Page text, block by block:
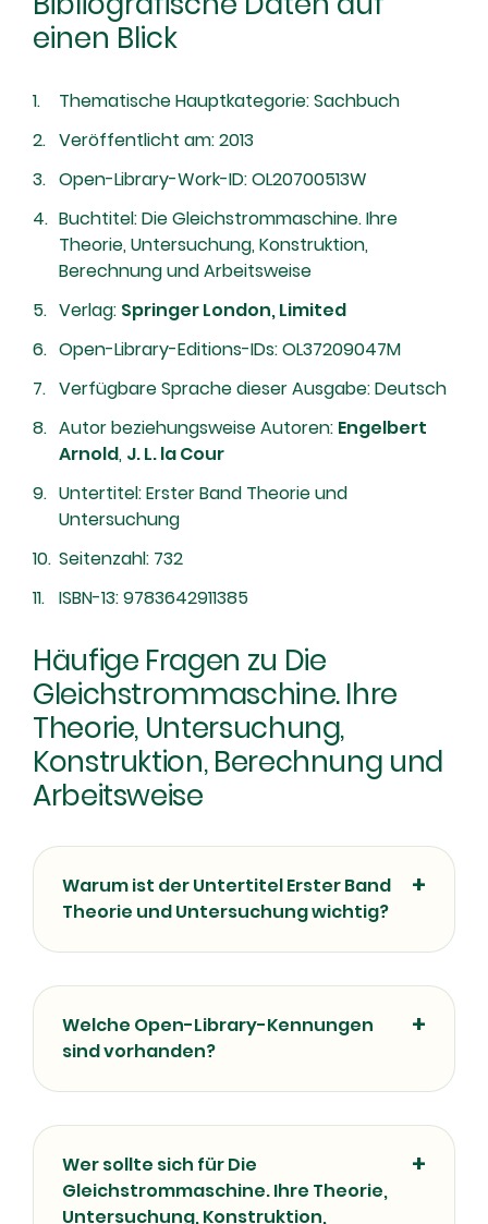
einen Blick
Thematische Hauptkategorie: Sachbuch
Veröffentlicht am: 2013
Open-Library-Work-ID: OL20700513W
Buchtitel: Die Gleichstrommaschine. Ihre
Theorie, Untersuchung, Konstruktion,
Berechnung und Arbeitsweise
Verlag: Springer London, Limited
Open-Library-Editions-IDs: OL37209047M
Verfügbare Sprache dieser Ausgabe: Deutsch
Autor beziehungsweise Autoren: Engelbert
Arnold, J. L. la Cour
Untertitel: Erster Band Theorie und
Untersuchung
Seitenzahl: 732
ISBN-13: 9783642911385
Häufige Fragen zu Die
Gleichstrommaschine. Ihre
Theorie, Untersuchung,
Konstruktion, Berechnung und
Arbeitsweise
Warum ist der Untertitel Erster Band
Theorie und Untersuchung wichtig?
Welche Open-Library-Kennungen
sind vorhanden?
Wer sollte sich für Die
Gleichstrommaschine. Ihre Theorie,
Untersuchung, Konstruktion,